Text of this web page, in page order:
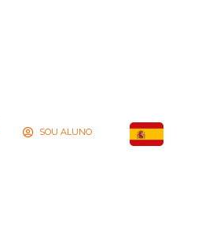
SOU ALUNO